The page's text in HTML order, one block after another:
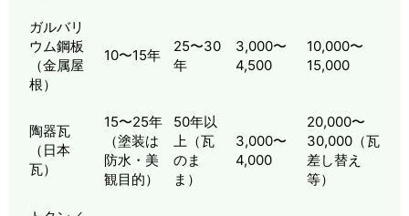
ガルバリ
ウム鋼板
（金属屋
根）
10〜15年
25〜30
年
3,000〜
4,500
10,000〜
15,000
陶器瓦
（日本
瓦）
15〜25年
（塗装は
防水・美
観目的）
50年以
上（瓦
のま
ま）
3,000〜
4,000
20,000〜
30,000（瓦
差し替え
等）